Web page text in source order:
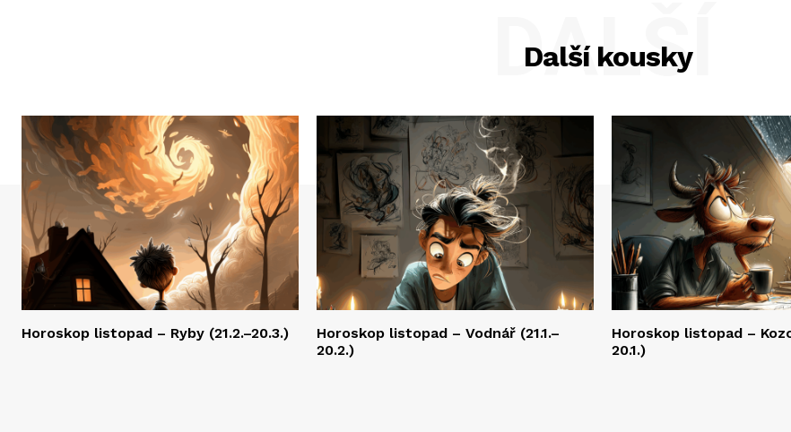
Další kousky
DALŠÍ
Horoskop listopad – Ryby (21.2.–20.3.)
Horoskop listopad – Vodnář (21.1.–
20.2.)
Horoskop listopad –
20.1.)